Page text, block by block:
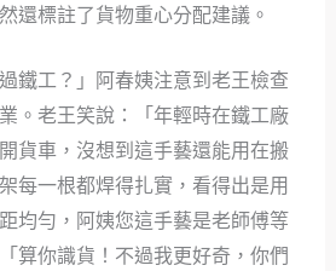
還標註了貨物重心分配建議。
鐵工？」阿春姨注意到老王檢查
。老王笑說：「年輕時在鐵工廠
貨車，沒想到這手藝還能用在搬
每一根都焊得扎實，看得出是用
均勻，阿姨您這手藝是老師傅等
算你識貨！不過我更好奇，你們